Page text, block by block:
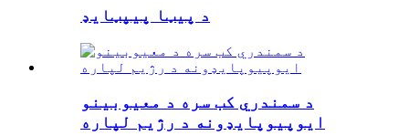
د پیټا پیپټایډ
د سمندري کب سره د معیوبینو
ایوپیوپایډونه د رژیم لپاره